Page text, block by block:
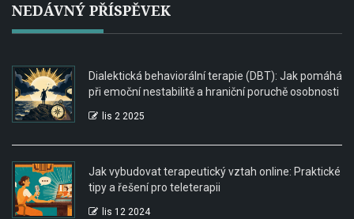
NEDÁVNÝ PŘÍSPĚVEK
Dialektická behaviorální terapie (DBT): Jak pomáhá
při emoční nestabilitě a hraniční poruchě osobnosti
lis 2 2025
Jak vybudovat terapeutický vztah online: Praktické
tipy a řešení pro teleterapii
lis 12 2024